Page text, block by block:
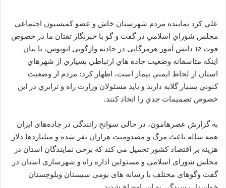
علي كرد نماينده مردم شهرستان خاش و عضو كميسيون اجتماعي
مجلس شوراي اسلامي در گفت و گو با خبرنگار تفتان ما در خصوص
فوت 12 دانش آموز هرمزگاني در حادثه واژگوني اتوبوس، با بيان
اينكه متاسفانه وضعيت جاده هاي ارتباطي بسياري از شهرهاي
استان از لحاظ ايمني بيمار است، اظهار كرد: مردم از وضعيت
كنوني بسيار گلايه دارند و بايد مسئولان وزارت راه و ترابري در اين
خصوص تصميمات جدي را اتخاذ كنند.
به گزارش عصرهامون، در حالی سوانح رانندگی در جاده‌های ایران
همه ساله باعث مرگ و مصدومیت هزاران نفر شده و میلیاردها دلار
هزینه بر اقتصاد کشور تحمیل می کند که برخی نمایندگان استان در
مجلس شورای اسلامی و مسئولین اداره راه و شهرسازی استان در
گفت وگوهای مختلف با رسانه های بومی سیستان وبلوچستان